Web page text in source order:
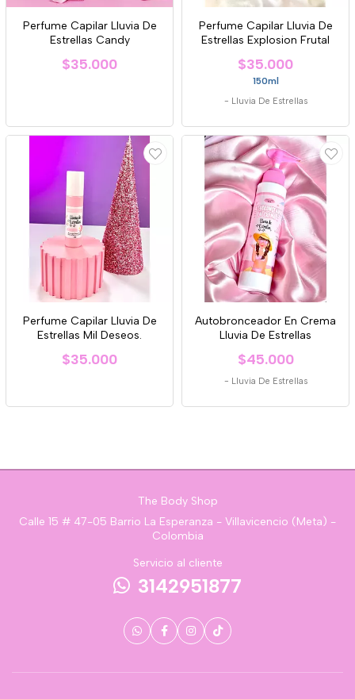
Perfume Capilar Lluvia De
Estrellas Candy
$35.000
Perfume Capilar Lluvia De
Estrellas Explosion Frutal
$35.000
150ml
- Lluvia De Estrellas
Perfume Capilar Lluvia De
Estrellas Mil Deseos.
$35.000
Autobronceador En Crema
Lluvia De Estrellas
$45.000
- Lluvia De Estrellas
The Body Shop
Calle 15 # 47-05 Barrio La Esperanza - Villavicencio (Meta) -
Colombia
Servicio al cliente
3142951877